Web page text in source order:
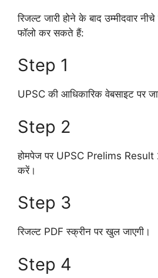
रिजल्ट जारी होने के बाद उम्मीदवार
फॉलो कर सकते हैं:
Step 1
UPSC की आधिकारिक वेबसाइट पर
Step 2
होमपेज पर UPSC Prelims
करें।
Step 3
रिजल्ट PDF स्क्रीन पर खुल जाएगी।
Step 4